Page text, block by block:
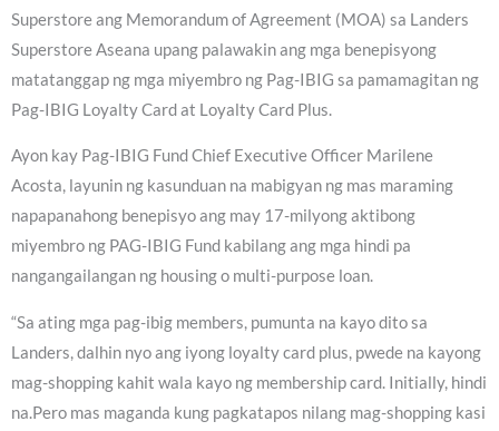
Superstore ang Memorandum of Agreement (MOA) sa Landers
Superstore Aseana upang palawakin ang mga benepisyong
matatanggap ng mga miyembro ng Pag-IBIG sa pamamagitan ng
Pag-IBIG Loyalty Card at Loyalty Card Plus.
Ayon kay Pag-IBIG Fund Chief Executive Officer Marilene
Acosta, layunin ng kasunduan na mabigyan ng mas maraming
napapanahong benepisyo ang may 17-milyong aktibong
miyembro ng PAG-IBIG Fund kabilang ang mga hindi pa
nangangailangan ng housing o multi-purpose loan.
“Sa ating mga pag-ibig members, pumunta na kayo dito sa
Landers, dalhin nyo ang iyong loyalty card plus, pwede na kayong
mag-shopping kahit wala kayo ng membership card. Initially, hindi
na.Pero mas maganda kung pagkatapos nilang mag-shopping kasi